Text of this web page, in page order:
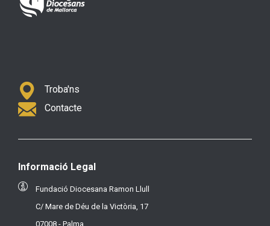
Troba'ns
Contacte
Informació Legal
Fundació Diocesana Ramon Llull
C/ Mare de Déu de la Victòria, 17
07008 - Palma